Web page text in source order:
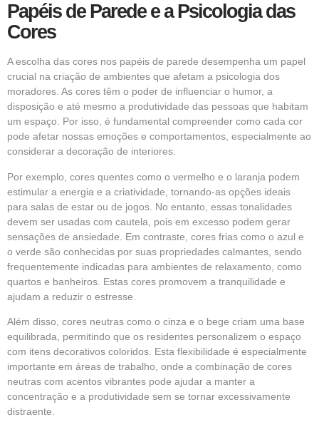
Papéis de Parede e a Psicologia das
Cores
A escolha das cores nos papéis de parede desempenha um papel
crucial na criação de ambientes que afetam a psicologia dos
moradores. As cores têm o poder de influenciar o humor, a
disposição e até mesmo a produtividade das pessoas que habitam
um espaço. Por isso, é fundamental compreender como cada cor
pode afetar nossas emoções e comportamentos, especialmente ao
considerar a decoração de interiores.
Por exemplo, cores quentes como o vermelho e o laranja podem
estimular a energia e a criatividade, tornando-as opções ideais
para salas de estar ou de jogos. No entanto, essas tonalidades
devem ser usadas com cautela, pois em excesso podem gerar
sensações de ansiedade. Em contraste, cores frias como o azul e
o verde são conhecidas por suas propriedades calmantes, sendo
frequentemente indicadas para ambientes de relaxamento, como
quartos e banheiros. Estas cores promovem a tranquilidade e
ajudam a reduzir o estresse.
Além disso, cores neutras como o cinza e o bege criam uma base
equilibrada, permitindo que os residentes personalizem o espaço
com itens decorativos coloridos. Esta flexibilidade é especialmente
importante em áreas de trabalho, onde a combinação de cores
neutras com acentos vibrantes pode ajudar a manter a
concentração e a produtividade sem se tornar excessivamente
distraente.